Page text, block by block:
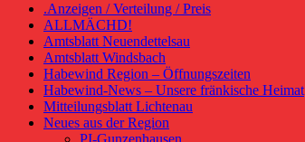
.Anzeigen / Verteilung / Preis
ALLMÄCHD!
Amtsblatt Neuendettelsau
Amtsblatt Windsbach
Habewind Region – Öffnungszeiten
Habewind-News – Unsere fränkische Heimat
Mitteilungsblatt Lichtenau
Neues aus der Region